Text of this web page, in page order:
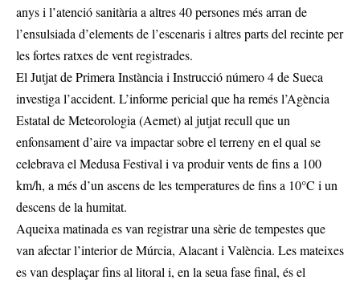
anys i l’atenció sanitària a altres 40 persones més arran de
l’ensulsiada d’elements de l’escenaris i altres parts del recinte per
les fortes ratxes de vent registrades.
El Jutjat de Primera Instància i Instrucció número 4 de Sueca
investiga l’accident. L’informe pericial que ha remés l’Agència
Estatal de Meteorologia (Aemet) al jutjat recull que un
enfonsament d’aire va impactar sobre el terreny en el qual se
celebrava el Medusa Festival i va produir vents de fins a 100
km/h, a més d’un ascens de les temperatures de fins a 10°C i un
descens de la humitat.
Aqueixa matinada es van registrar una sèrie de tempestes que
van afectar l’interior de Múrcia, Alacant i València. Les mateixes
es van desplaçar fins al litoral i, en la seua fase final, és el